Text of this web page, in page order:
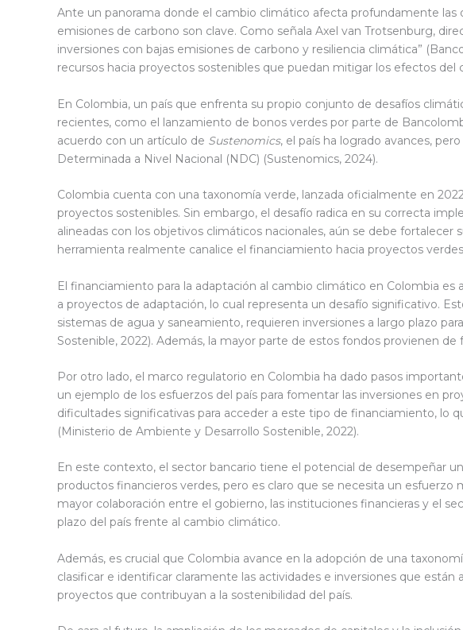
Ante un panorama donde el cambio climático afecta profundamente las
emisiones de carbono son clave. Como señala Axel van Trotsenburg,
inversiones con bajas emisiones de carbono y resiliencia climática”
recursos hacia proyectos sostenibles que puedan mitigar los efectos del
En Colombia, un país que enfrenta su propio conjunto de desafíos
recientes, como el lanzamiento de bonos verdes por parte de
acuerdo con un artículo de Sustenomics, el país ha logrado avances,
Determinada a Nivel Nacional (NDC) (Sustenomics, 2024).
Colombia cuenta con una taxonomía verde, lanzada oficialmente en
proyectos sostenibles. Sin embargo, el desafío radica en su correcta
alineadas con los objetivos climáticos nacionales, aún se debe
herramienta realmente canalice el financiamiento hacia proyectos
El financiamiento para la adaptación al cambio climático en Colombia
a proyectos de adaptación, lo cual representa un desafío significativo.
sistemas de agua y saneamiento, requieren inversiones a largo plazo
Sostenible, 2022). Además, la mayor parte de estos fondos provienen
Por otro lado, el marco regulatorio en Colombia ha dado pasos
un ejemplo de los esfuerzos del país para fomentar las inversiones en
dificultades significativas para acceder a este tipo de financiamiento, lo
(Ministerio de Ambiente y Desarrollo Sostenible, 2022).
En este contexto, el sector bancario tiene el potencial de desempeñar
productos financieros verdes, pero es claro que se necesita un
mayor colaboración entre el gobierno, las instituciones financieras y el
plazo del país frente al cambio climático.
Además, es crucial que Colombia avance en la adopción de una
clasificar e identificar claramente las actividades e inversiones que
proyectos que contribuyan a la sostenibilidad del país.